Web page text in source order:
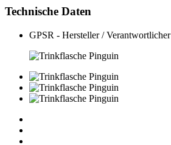
Technische Daten
GPSR - Hersteller / Verantwortlicher